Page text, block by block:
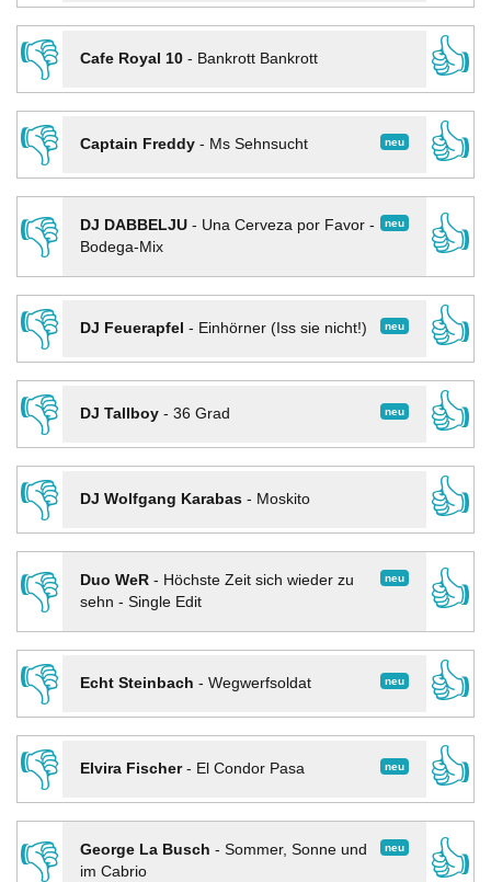
👎
Cafe Royal 10- Bankrott Bankrott
👍
👎
neu
Captain Freddy- Ms Sehnsucht
👍
👎
neu
DJ DABBELJU- Una Cerveza por Favor -
Bodega-Mix
👍
👎
neu
DJ Feuerapfel - Einhörner (Iss sie nicht!)
👍
👎
neu
DJ Tallboy- 36 Grad
👍
👎
DJ Wolfgang Karabas- Moskito
👍
👎
neu
Duo WeR- Höchste Zeit sich wieder zu
sehn - Single Edit
👍
👎
neu
Echt Steinbach - Wegwerfsoldat
👍
👎
neu
Elvira Fischer- El Condor Pasa
👍
👎
neu
George La Busch - Sommer, Sonne und
im Cabrio
👍